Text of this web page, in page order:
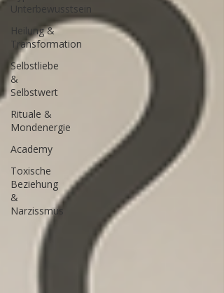
Unterbewusstsein
Heilung &
Transformation
Selbstliebe
&
Selbstwert
Rituale &
Mondenergie
Academy
Toxische
Beziehung
&
Narzissmus